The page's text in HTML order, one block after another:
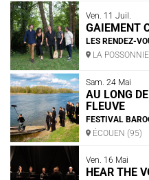
L'ENSEMBLE
Ven. 11 Juil.
GAIEMENT
LES RENDEZ-
LA
Sam. 24 Mai
AU LONG
FLEUVE
FESTIVAL
ÉCOUEN (95)
Ven. 16 Mai
HEAR THE